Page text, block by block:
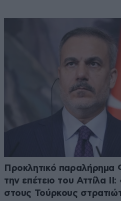
Προκλητικό παραλήρημα
την επέτειο του Αττίλα
στους Τούρκους